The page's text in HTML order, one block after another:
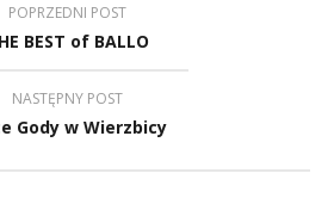
POPRZEDNI POST
BEST of BALLO
NASTĘPNY POST
Gody w Wierzbicy